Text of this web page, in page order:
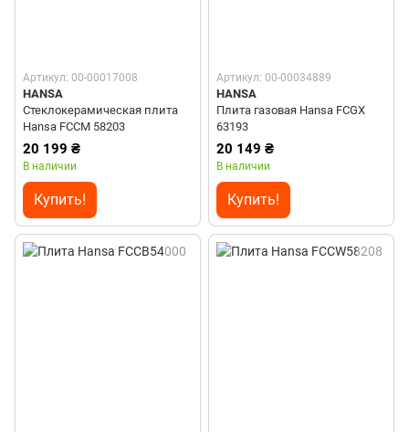
Артикул: 00-00017008
HANSA
Стеклокерамическая плита
Hansa FCCM 58203
20 199 ₴
В наличии
Купить!
Артикул: 00-00034889
HANSA
Плита газовая Hansa FCGX
63193
20 149 ₴
В наличии
Купить!